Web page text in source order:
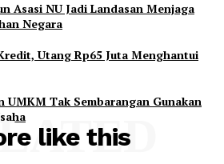
Asasi NU Jadi Landasan Menjaga
Negara
Utang Rp65 Juta Menghantui
UMKM Tak Sembarangan Gunakan
like this